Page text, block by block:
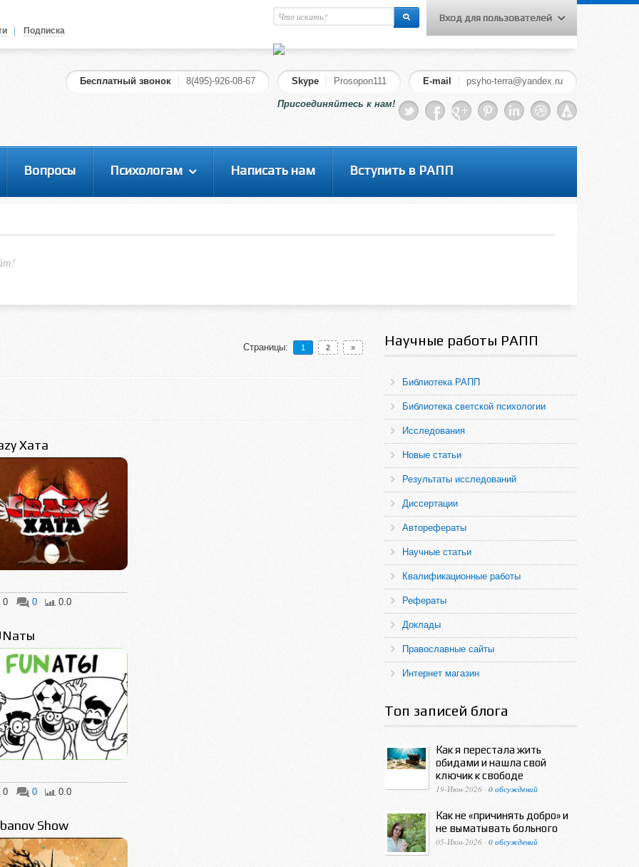
Православный психолог
пользоваться данной панелью
Меню для слушателей курсов
Вход на сайт
Вход для пользователей
Подписка
Бесплатный звонок 8(495)-926-08-67 Skype Prosopon111 E-mail psyho-terra@yandex.ru
Присоединяйтесь к нам!
Вопросы Психологам Написать нам Вступить в РАПП
Страницы: 1 2 »
Хата
0 0 0.0
0 0 0.0
Show
Научные работы РАПП
Библиотека РАПП
Библиотека светской психологии
Исследования
Новые статьи
Результаты исследований
Диссертации
Авторефераты
Научные статьи
Квалификационные работы
Рефераты
Доклады
Православные сайты
Интернет магазин
Топ записей блога
Как я перестала жить
обидами и нашла свой
ключик к свободе
19-Июн-2026 · 0 обсуждений
Как не «причинять добро» и
не выматывать больного
05-Июн-2026 · 0 обсуждений